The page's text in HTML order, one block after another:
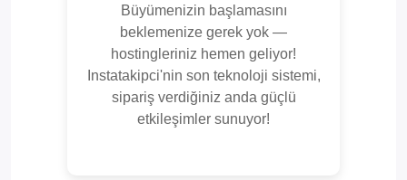
Büyümenizin başlamasını
beklemenize gerek yok —
hostingleriniz hemen geliyor!
Instatakipci'nin son teknoloji sistemi,
sipariş verdiğiniz anda güçlü
etkileşimler sunuyor!